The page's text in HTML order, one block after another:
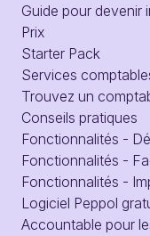
Guide pour devenir
Prix
Starter Pack
Services
Trouvez un
Conseils pratiques
Fonctionnalités -
Fonctionnalités -
Fonctionnalités -
Logiciel Peppol
Accountable pour